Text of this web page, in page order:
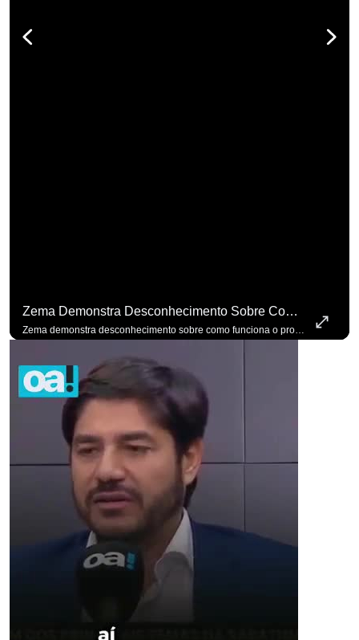
Zema Demonstra Desconhecimento Sobre Como Funciona O Processo De Mudança Das Leis. #OAntagonista
Zema demonstra desconhecimento sobre como funciona o processo de mudança das leis. #OAntagonista Se você busca informação com credibilidade, inscreva-se agora e ative o
para não perder nenhuma atualização! Ouça O Antagonista nos principais